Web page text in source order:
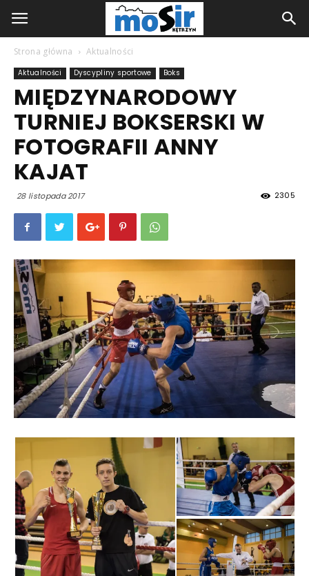
Strona główna Aktualności
Aktualności Dyscypliny sportowe Boks
MIĘDZYNARODOWY
TURNIEJ BOKSERSKI W
FOTOGRAFII ANNY
KAJAT
28 listopada 2017 2305